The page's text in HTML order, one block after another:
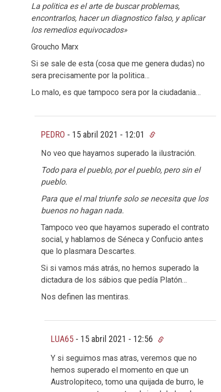
La politica es el arte de buscar problemas,
encontrarlos, hacer un diagnostico falso, y aplicar
los remedios equivocados»
Groucho Marx
Si se sale de esta (cosa que me genera dudas) no
sera precisamente por la politica…
Lo malo, es que tampoco sera por la ciudadania…
PEDRO - 15 abril 2021 - 12:01
No veo que hayamos superado la ilustración.
Todo para el pueblo, por el pueblo, pero sin el
pueblo.
Para que el mal triunfe solo se necesita que los
buenos no hagan nada.
Tampoco veo que hayamos superado el contrato
social, y hablamos de Séneca y Confucio antes
que lo plasmara Descartes.
Si si vamos más atrás, no hemos superado la
dictadura de los sábios que pedía Platón…
Nos definen las mentiras.
LUA65 - 15 abril 2021 - 12:56
Y si seguimos mas atras, veremos que no
hemos superado el momento en que un
Austrolopiteco, tomo una quijada de burro, le